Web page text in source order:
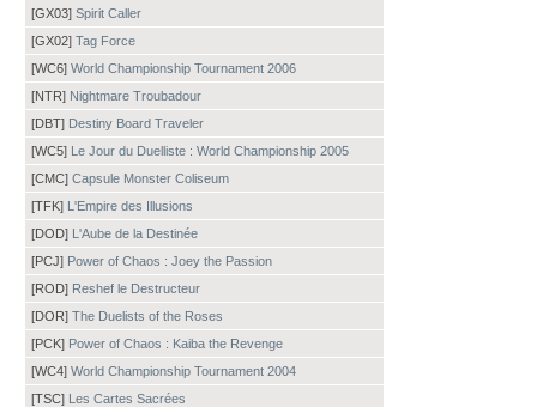
[GX03] Spirit Caller
[GX02] Tag Force
[WC6] World Championship Tournament 2006
[NTR] Nightmare Troubadour
[DBT] Destiny Board Traveler
[WC5] Le Jour du Duelliste : World Championship 2005
[CMC] Capsule Monster Coliseum
[TFK] L'Empire des Illusions
[DOD] L'Aube de la Destinée
[PCJ] Power of Chaos : Joey the Passion
[ROD] Reshef le Destructeur
[DOR] The Duelists of the Roses
[PCK] Power of Chaos : Kaiba the Revenge
[WC4] World Championship Tournament 2004
[TSC] Les Cartes Sacrées